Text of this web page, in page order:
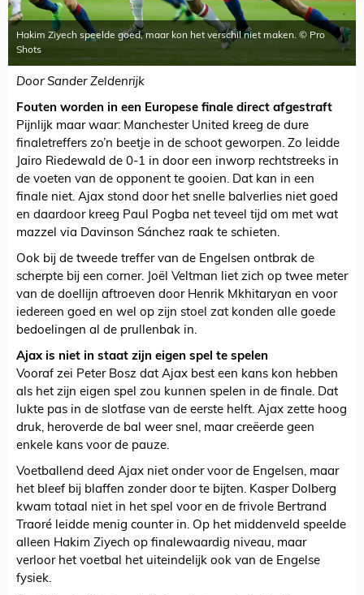
Hakim Ziyech speelde goed, maar kon het verschil niet maken. © Pro
Shots
Door Sander Zeldenrijk
Fouten worden in een Europese finale direct afgestraft
Pijnlijk maar waar: Manchester United kreeg de dure
finaletreffers zo’n beetje in de schoot geworpen. Zo leidde
Jairo Riedewald de 0-1 in door een inworp rechtstreeks in
de voeten van de opponent te gooien. Dat kan in een
finale niet. Ajax stond door het snelle balverlies niet goed
en daardoor kreeg Paul Pogba net teveel tijd om met wat
mazzel via Davinson Sánchez raak te schieten.
Ook bij de tweede treffer van de Engelsen ontbrak de
scherpte bij een corner. Joël Veltman liet zich op twee meter
van de doellijn aftroeven door Henrik Mkhitaryan en voor
iedereen goed en wel op zijn stoel zat konden alle goede
bedoelingen al de prullenbak in.
Ajax is niet in staat zijn eigen spel te spelen
Vooraf zei Peter Bosz dat Ajax best een kans kon hebben
als het zijn eigen spel zou kunnen spelen in de finale. Dat
lukte pas in de slotfase van de eerste helft. Ajax zette hoog
druk, heroverde de bal weer snel, maar creëerde geen
enkele kans voor de pauze.
Voetballend deed Ajax niet onder voor de Engelsen, maar
het bleef bij blaffen zonder door te bijten. Kasper Dolberg
kwam totaal niet in het spel voor en de frivole Bertrand
Traoré leidde menig counter in. Op het middenveld speelde
alleen Hakim Ziyech op finalewaardig niveau, maar
verloor het voetbal het uiteindelijk ook van de Engelse
fysiek.